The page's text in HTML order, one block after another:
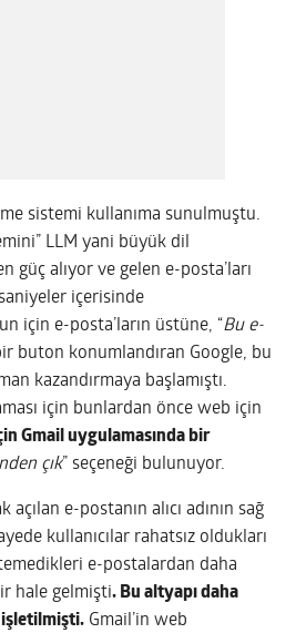
sistemi kullanıma sunulmuştu.
LLM yani büyük dil
güç alıyor ve gelen e-posta’ları
içerisinde
için e-posta’ların üstüne, “Bu e-
buton konumlandıran Google, bu
kazandırmaya başlamıştı.
için bunlardan önce web için
Gmail uygulamasında bir
çık” seçeneği bulunuyor.
e-postanın alıcı adının sağ
kullanıcılar rahatsız oldukları
e-postalardan daha
hale gelmişti. Bu altyapı daha
Gmail’in web